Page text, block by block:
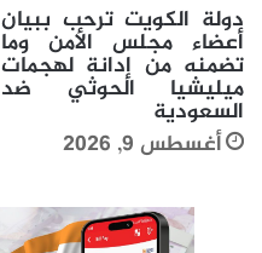
دولة الكويت ترحب ببيان
أعضاء مجلس الأمن وما
تضمنه من إدانة لهجمات
ميليشيا الحوثي ضد
السعودية
أغسطس 9, 2026